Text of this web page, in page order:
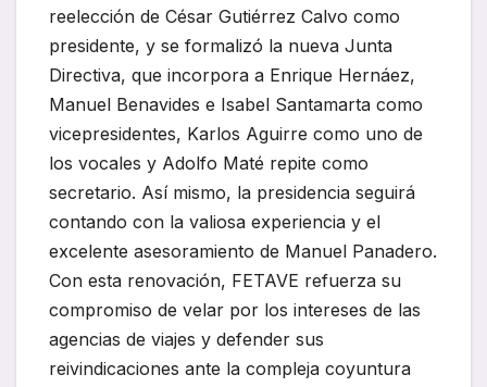
reelección de César Gutiérrez Calvo como
presidente, y se formalizó la nueva Junta
Directiva, que incorpora a Enrique Hernáez,
Manuel Benavides e Isabel Santamarta como
vicepresidentes, Karlos Aguirre como uno de
los vocales y Adolfo Maté repite como
secretario. Así mismo, la presidencia seguirá
contando con la valiosa experiencia y el
excelente asesoramiento de Manuel Panadero.
Con esta renovación, FETAVE refuerza su
compromiso de velar por los intereses de las
agencias de viajes y defender sus
reivindicaciones ante la compleja coyuntura